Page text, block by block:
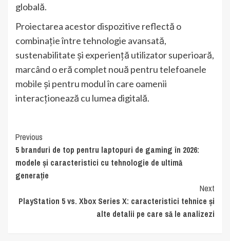
globală.
Proiectarea acestor dispozitive reflectă o
combinație între tehnologie avansată,
sustenabilitate și experiență utilizator superioară,
marcând o eră complet nouă pentru telefoanele
mobile și pentru modul în care oamenii
interacționează cu lumea digitală.
Continue
Reading
Previous
5 branduri de top pentru laptopuri de gaming în 2026:
modele și caracteristici cu tehnologie de ultimă
generație
Next
PlayStation 5 vs. Xbox Series X: caracteristici tehnice și
alte detalii pe care să le analizezi